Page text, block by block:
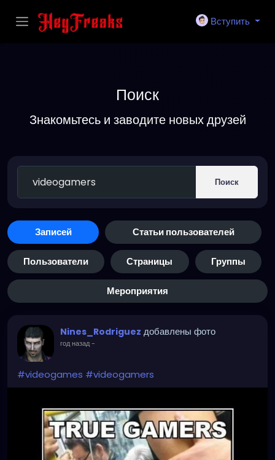
Вступить
Поиск
Знакомьтесь и заводите новых друзей
Поиск
Записей Статьи пользователей
Пользователи Страницы Группы
Мероприятия
Nines_Rodriguez добавлены фото
год назад-
#videogames #videogamers